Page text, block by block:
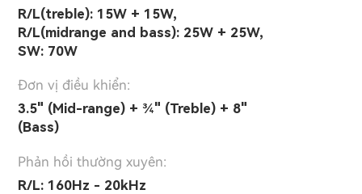
R/L(treble): 15W + 15W,
R/L(midrange and bass): 25W + 25W,
SW: 70W
Đơn vị điều khiển:
3.5" (Mid-range) + ¾" (Treble) + 8"
(Bass)
Phản hồi thường xuyên:
R/L: 160Hz - 20kHz